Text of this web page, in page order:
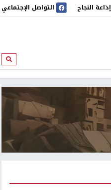
إذاعة النجاح
النجاح التواصل الإجتماعي
ابحث